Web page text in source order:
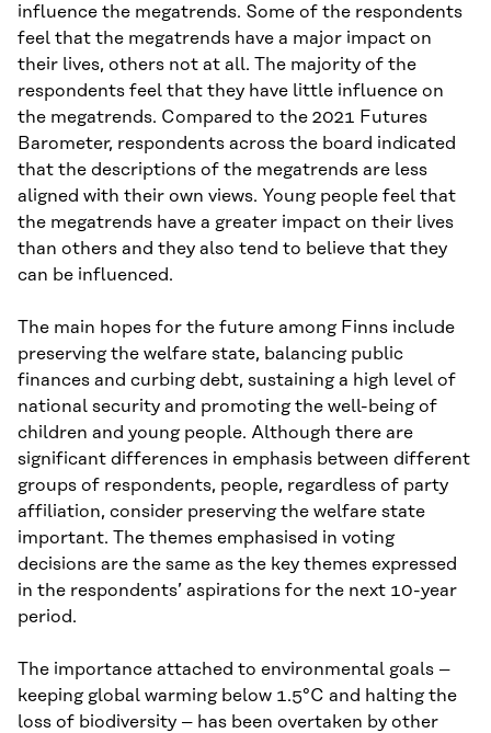
influence the megatrends. Some of the respondents
feel that the megatrends have a major impact on
their lives, others not at all. The majority of the
respondents feel that they have little influence on
the megatrends. Compared to the 2021 Futures
Barometer, respondents across the board indicated
that the descriptions of the megatrends are less
aligned with their own views. Young people feel that
the megatrends have a greater impact on their lives
than others and they also tend to believe that they
can be influenced.
The main hopes for the future among Finns include
preserving the welfare state, balancing public
finances and curbing debt, sustaining a high level of
national security and promoting the well-being of
children and young people. Although there are
significant differences in emphasis between different
groups of respondents, people, regardless of party
affiliation, consider preserving the welfare state
important. The themes emphasised in voting
decisions are the same as the key themes expressed
in the respondents’ aspirations for the next 10-year
period.
The importance attached to environmental goals –
keeping global warming below 1.5°C and halting the
loss of biodiversity – has been overtaken by other